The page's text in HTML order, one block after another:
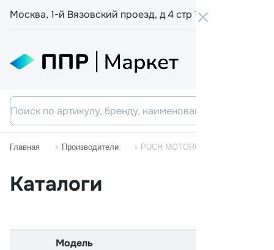
Москва, 1-й Вязовский проезд, д 4 стр 19
Главная Производители PUCH MOTORCYCLES
Каталоги
Модель